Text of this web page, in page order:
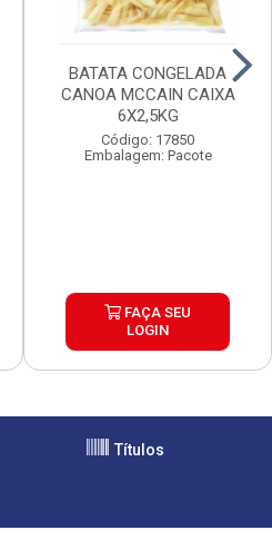
BATATA CONGELADA
CANOA MCCAIN CAIXA
6X2,5KG
Código: 17850
Embalagem: Pacote
FAÇA SEU
LOGIN
Títulos